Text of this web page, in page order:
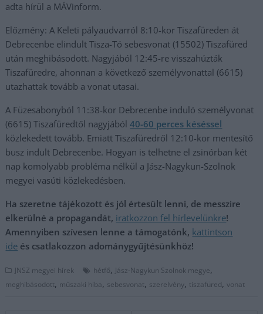
adta hírül a MÁVinform.
Előzmény: A Keleti pályaudvarról 8:10-kor Tiszafüreden át
Debrecenbe elindult Tisza-Tó sebesvonat (15502) Tiszafüred
után meghibásodott. Nagyjából 12:45-re visszahúzták
Tiszafüredre, ahonnan a következő személyvonattal (6615)
utazhattak tovább a vonat utasai.
A Füzesabonyból 11:38-kor Debrecenbe induló személyvonat
(6615) Tiszafüredtől nagyjából40-60 perces késéssel
közlekedett tovább. Emiatt Tiszafüredről 12:10-kor mentesítő
busz indult Debrecenbe. Hogyan is telhetne el zsinórban két
nap komolyabb probléma nélkül a Jász-Nagykun-Szolnok
megyei vasúti közlekedésben.
Ha szeretne tájékozott és jól értesült lenni, de messzire
elkerülné a propagandát, iratkozzon fel hírlevelünkre!
Amennyiben szívesen lenne a támogatónk, kattintson
ide és csatlakozzon adománygyűjtésünkhöz!
JNSZ megyei hírek hétfő, Jász-Nagykun Szolnok megye,
meghibásodott, műszaki hiba, sebesvonat, szerelvény, tiszafüred,vonat